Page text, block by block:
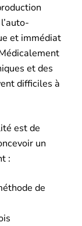
et immédiat
et des
difficiles à
est de
un
:
de